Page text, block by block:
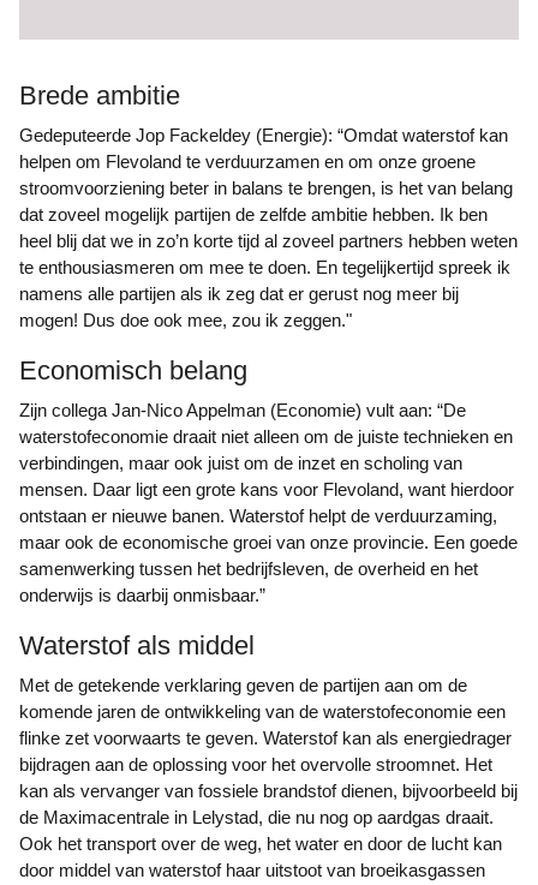
Brede ambitie
Gedeputeerde Jop Fackeldey (Energie): “Omdat waterstof kan
helpen om Flevoland te verduurzamen en om onze groene
stroomvoorziening beter in balans te brengen, is het van belang
dat zoveel mogelijk partijen de zelfde ambitie hebben. Ik ben
heel blij dat we in zo’n korte tijd al zoveel partners hebben weten
te enthousiasmeren om mee te doen. En tegelijkertijd spreek ik
namens alle partijen als ik zeg dat er gerust nog meer bij
mogen! Dus doe ook mee, zou ik zeggen."
Economisch belang
Zijn collega Jan-Nico Appelman (Economie) vult aan: “De
waterstofeconomie draait niet alleen om de juiste technieken en
verbindingen, maar ook juist om de inzet en scholing van
mensen. Daar ligt een grote kans voor Flevoland, want hierdoor
ontstaan er nieuwe banen. Waterstof helpt de verduurzaming,
maar ook de economische groei van onze provincie. Een goede
samenwerking tussen het bedrijfsleven, de overheid en het
onderwijs is daarbij onmisbaar.”
Waterstof als middel
Met de getekende verklaring geven de partijen aan om de
komende jaren de ontwikkeling van de waterstofeconomie een
flinke zet voorwaarts te geven. Waterstof kan als energiedrager
bijdragen aan de oplossing voor het overvolle stroomnet. Het
kan als vervanger van fossiele brandstof dienen, bijvoorbeeld bij
de Maximacentrale in Lelystad, die nu nog op aardgas draait.
Ook het transport over de weg, het water en door de lucht kan
door middel van waterstof haar uitstoot van broeikasgassen